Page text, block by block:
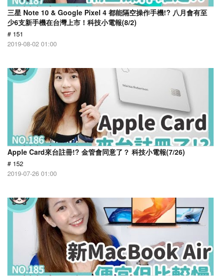
三星 Note 10 & Google Pixel 4 都能隔空操作手機!? 八月會有至
少6支新手機在台灣上市！科技小電報(8/2)
# 151
2019-08-02 01:00
Apple Card來台註冊!? 金管會同意了？ 科技小電報(7/26)
# 152
2019-07-26 01:00